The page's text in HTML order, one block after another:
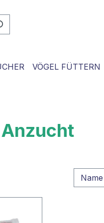
VÖGEL FÜTTERN